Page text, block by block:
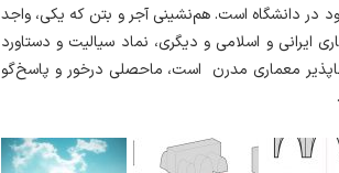
در دانشگاه است. هم‌نشینی آجر و بتن که یکی، واجد
ایرانی و اسلامی و دیگری، نماد سیالیت و دستاورد
معماری مدرن است، ماحصلی درخور و پاسخ‌گو